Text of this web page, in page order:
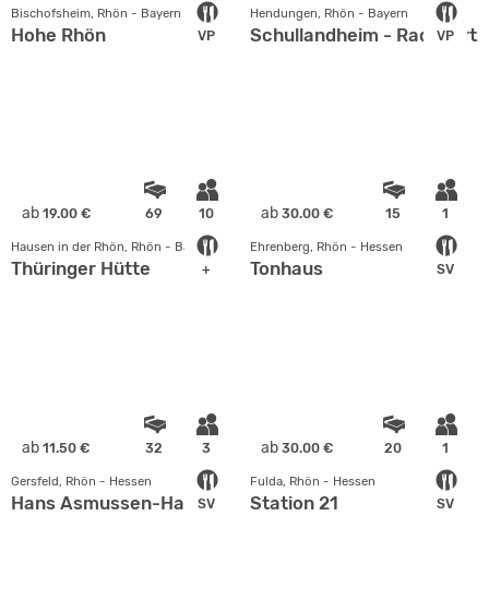
VP
Bischofsheim, Rhön - Bayern
Hohe Rhön VP
Hendungen, Rhön - Bayern
Schullandheim -
ab 19.00 € 69 10
+
Hausen in der Rhön, Rhön - Bayern
Thüringer Hütte
ab 30.00 € 15 1
SV
Ehrenberg, Rhön - Hessen
Tonhaus
ab 11.50 € 32 3
SV
Gersfeld, Rhön - Hessen
Hans Asmussen-Haus
ab 30.00 € 20 1
SV
Fulda, Rhön - Hessen
Station 21